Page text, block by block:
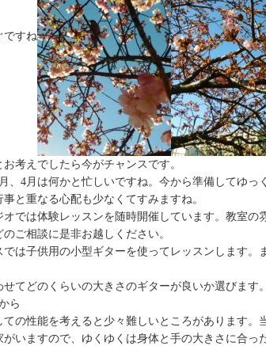
ですね
考えでしたら今がチャンスです。
、4月は何かと忙しいですね。今から準備してゆっ
と重なる心配も少なくてすみますね。
では体験レッスンを随時開催しています。教室の
ご相談に是非お越しください。
では子供用の小型ギターを使ってレッスンします。
せてどのくらいの大きさのギターが良いか選びます
ら
の性能を考えると少々難しいところがあります。
いますので、ゆくゆくは身体と手の大きさに合っ